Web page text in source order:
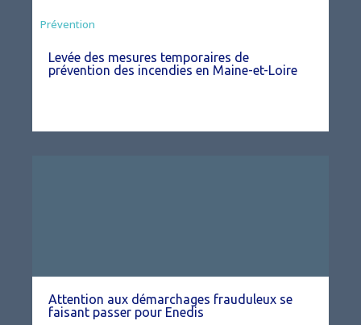
Préfecture
Prévention
Levée des mesures temporaires de
prévention des incendies en Maine-et-Loire
Attention aux démarchages frauduleux se
faisant passer pour Enedis